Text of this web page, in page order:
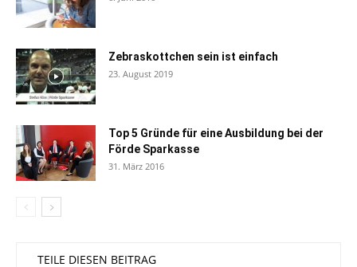
Zebraskottchen sein ist einfach
23. August 2019
Top 5 Gründe für eine Ausbildung bei der
Förde Sparkasse
31. März 2016
TEILE DIESEN BEITRAG